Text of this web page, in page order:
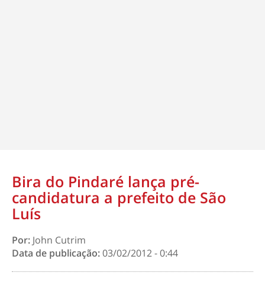
Bira do Pindaré lança pré-
candidatura a prefeito de São
Luís
Por: John Cutrim
Data de publicação:03/02/2012 - 0:44